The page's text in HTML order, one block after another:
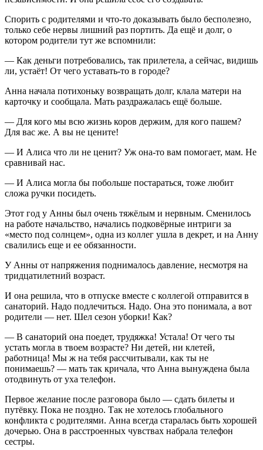
Спорить с родителями и что-то доказывать было бесполезно,
только себе нервы лишний раз портить. Да ещё и долг, о
котором родители тут же вспомнили:
— Как деньги потребовались, так прилетела, а сейчас, видишь
ли, устаёт! От чего уставать-то в городе?
Анна начала потихоньку возвращать долг, клала матери на
карточку и сообщала. Мать раздражалась ещё больше.
— Для кого мы всю жизнь коров держим, для кого пашем?
Для вас же. А вы не цените!
— И Алиса что ли не ценит? Уж она-то вам помогает, мам. Не
сравнивай нас.
— И Алиса могла бы побольше постараться, тоже любит
сложа ручки посидеть.
Этот год у Анны был очень тяжёлым и нервным. Сменилось
на работе начальство, начались подковёрные интриги за
«место под солнцем», одна из коллег ушла в декрет, и на Анну
свалились еще и ее обязанности.
У Анны от напряжения поднималось давление, несмотря на
тридцатилетний возраст.
И она решила, что в отпуске вместе с коллегой отправится в
санаторий. Надо подлечиться. Надо. Она это понимала, а вот
родители — нет. Шел сезон уборки! Как?
— В санаторий она поедет, трудяжка! Устала! От чего ты
устать могла в твоем возрасте? Ни детей, ни клетей,
работница! Мы ж на тебя рассчитывали, как ты не
понимаешь? — мать так кричала, что Анна вынуждена была
отодвинуть от уха телефон.
Первое желание после разговора было — сдать билеты и
путёвку. Пока не поздно. Так не хотелось глобального
конфликта с родителями. Анна всегда старалась быть хорошей
дочерью. Она в расстроенных чувствах набрала телефон
сестры.